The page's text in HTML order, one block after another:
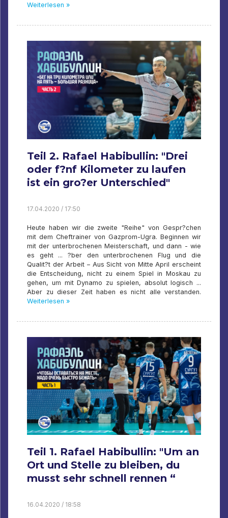
Weiterlesen »
Teil 2. Rafael Habibullin: "Drei
oder f?nf Kilometer zu laufen
ist ein gro?er Unterschied"
17.04.2020 / 17:50
Heute haben wir die zweite "Reihe" von Gespr?chen
mit dem Cheftrainer von Gazprom-Ugra. Beginnen wir
mit der unterbrochenen Meisterschaft, und dann - wie
es geht ... ?ber den unterbrochenen Flug und die
Qualit?t der Arbeit – Aus Sicht von Mitte April erscheint
die Entscheidung, nicht zu einem Spiel in Moskau zu
gehen, um mit Dynamo zu spielen, absolut logisch ...
Aber zu dieser Zeit haben es nicht alle verstanden.
Weiterlesen »
Teil 1. Rafael Habibullin: "Um an
Ort und Stelle zu bleiben, du
musst sehr schnell rennen “
16.04.2020 / 18:58